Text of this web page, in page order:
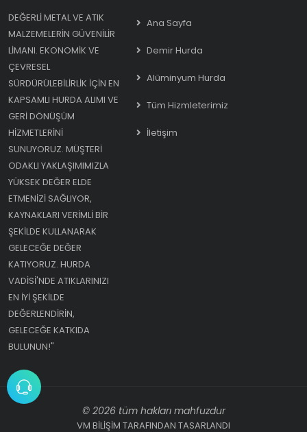
DEĞERLI METAL VE ATIK
MALZEMELERIN GÜVENILIR
LIMANI. EKONOMIK VE
ÇEVRESEL
SÜRDÜRÜLEBILIRLIK IÇIN EN
KAPSAMLI HURDA ALIMI VE
GERI DÖNÜŞÜM
HIZMETLERINI
SUNUYORUZ. MÜŞTERI
ODAKLI YAKLAŞIMIMIZLA
YÜKSEK DEĞER ELDE
ETMENIZI SAĞLIYOR,
KAYNAKLARI VERIMLI BIR
ŞEKILDE KULLANARAK
GELECEĞE DEĞER
KATIYORUZ. HURDA
VADISI'NDE ATIKLARINIZI
EN IYI ŞEKILDE
DEĞERLENDIRIN,
GELECEĞE KATKIDA
BULUNUN!"
Ana Sayfa
Demir Hurda
Alüminyum Hurda
Tüm Hizmleterimiz
İletişim
© 2026 tüm hakları mahfuzdur
VM BİLİŞİM TARAFINDAN TASARLANDI